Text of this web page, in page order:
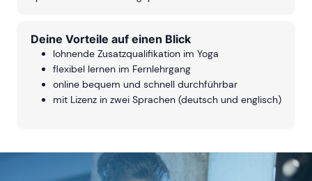
Deine Vorteile auf einen Blick
lohnende Zusatzqualifikation im Yoga
flexibel lernen im Fernlehrgang
online bequem und schnell durchführbar
mit Lizenz in zwei Sprachen (deutsch und englisch)